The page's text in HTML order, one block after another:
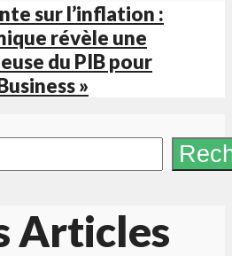
sur l’inflation :
révèle une
du PIB pour
»
Articles